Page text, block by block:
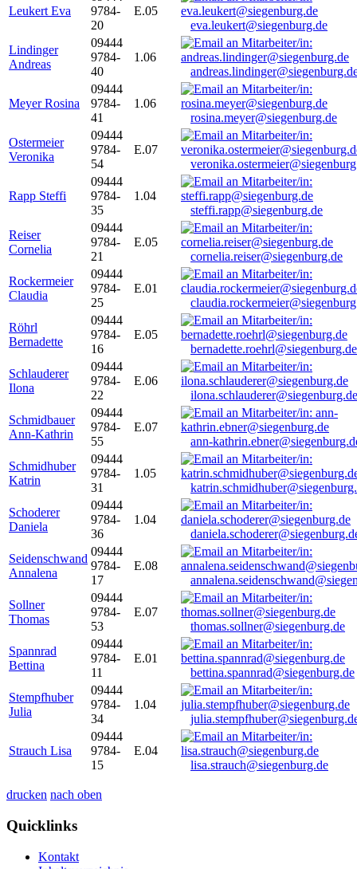
Leukert Eva
9784-
20
E.05
eva.leukert@siegenburg.de
Lindinger
Andreas
09444
9784-
40
1.06
Meyer Rosina
09444
9784-
41
1.06
rosina.meyer@siegenburg.de
Ostermeier
Veronika
09444
9784-
54
E.07
Rapp Steffi
09444
9784-
35
1.04
steffi.rapp@siegenburg.de
Reiser
Cornelia
09444
9784-
21
E.05
cornelia.reiser@siegenburg.de
Rockermeier
Claudia
09444
9784-
25
E.01
Röhrl
Bernadette
09444
9784-
16
E.05
bernadette.roehrl@siegenburg.de
Schlauderer
Ilona
09444
9784-
22
E.06
ilona.schlauderer@siegenburg.de
Schmidbauer
Ann-Kathrin
09444
9784-
55
E.07
ann-
Schmidhuber
Katrin
09444
9784-
31
1.05
Schoderer
Daniela
09444
9784-
36
1.04
Seidenschwand
Annalena
09444
9784-
17
E.08
Sollner
Thomas
09444
9784-
53
E.07
thomas.sollner@siegenburg.de
Spannrad
Bettina
09444
9784-
11
E.01
bettina.spannrad@siegenburg.de
Stempfhuber
Julia
09444
9784-
34
1.04
Strauch Lisa
09444
9784-
15
E.04
lisa.strauch@siegenburg.de
drucken nach oben
Quicklinks
Kontakt